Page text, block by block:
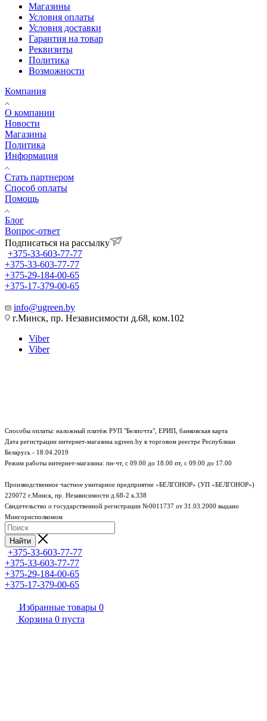
Магазины
Условия оплаты
Условия доставки
Гарантия на товар
Реквизиты
Политика
Возможности
Компания
О компании
Новости
Магазины
Политика
Информация
Стать партнером
Способ оплаты
Помощь
Блог
Вопрос-ответ
Подписаться на рассылку
+375-33-603-77-77
+375-33-603-77-77
+375-29-184-00-65
+375-17-379-00-65
info@ugreen.by
г.Минск, пр. Независимости д.68, ком.102
Viber
Viber
Способы оплаты: наложный платёж РУП "Белпочта", ЕРИП, банковская карта
Дата регистрации интернет-магазина ugreen.by в торговом реестре Республики
Беларусь - 18.04.2019
Режим работы интернет-магазина: пн-чт, с 09.00 до 18.00 пт, с 09.00 до 17.00
Производственное частное унитарное предприятие «БЕЛГОНОР» (УП «БЕЛГОНОР»)
220072 г.Минск, пр. Независимости д.68-2 к.338
Свидетельство о государственной регистрации №0011737 от 31.03.2000 выдано
Мингорисполкомом
Найти
+375-33-603-77-77
+375-33-603-77-77
+375-29-184-00-65
+375-17-379-00-65
Избранные товары 0
Корзина 0 пуста